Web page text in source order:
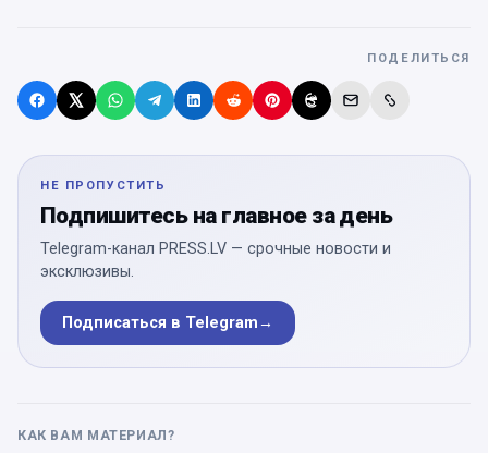
ПОДЕЛИТЬСЯ
НЕ ПРОПУСТИТЬ
Подпишитесь на главное за день
Telegram-канал PRESS.LV — срочные новости и
эксклюзивы.
Подписаться в Telegram→
КАК ВАМ МАТЕРИАЛ?